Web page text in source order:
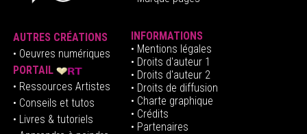
AUTRES CRÉATIONS
• Oeuvres numériques
PORTAIL
• Ressources Artistes
• Conseils et tutos
• Livres & tutoriels
INFORMATIONS
• Mentions légales
• Droits d'auteur1
• Droits d'auteur 2
• Droits de diffusion
• Charte graphique
• Crédits
• Partenaires